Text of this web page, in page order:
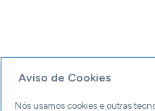
Aviso de Cookies
Nós usamos cookies e outras